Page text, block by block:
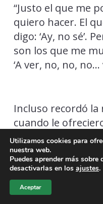
“Justo el que me
quiero hacer. El
digo: ‘Ay, no sé’.
son los que me
‘A ver, no, no, no…
Incluso recordó la
cuando le
cubano.
“Cuando me
‘Están locos. ¿Yo?
Boneta explicó
Utilizamos cookies para
nuestra web.
Puedes aprender más
desactivarlas en los ajustes.
Aceptar